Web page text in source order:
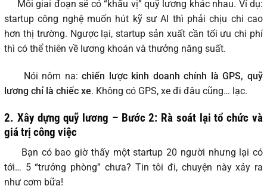
Mỗi giai đoạn sẽ có “khẩu vị” quỹ lương khác nhau. Ví dụ:
startup công nghệ muốn hút kỹ sư AI thì phải chịu chi cao
hơn thị trường. Ngược lại, startup sản xuất cần tối ưu chi phí
thì có thể thiên về lương khoán và thưởng năng suất.
Nói nôm na:chiến lược kinh doanh chính là GPS, quỹ
lương chỉ là chiếc xe. Không có GPS, xe đi đâu cũng… lạc.
2. Xây dựng quỹ lương – Bước 2: Rà soát lại tổ chức và
giá trị công việc
Bạn có bao giờ thấy một startup 20 người nhưng lại có
tới… 5 “trưởng phòng” chưa? Tin tôi đi, chuyện này xảy ra
như cơm bữa!